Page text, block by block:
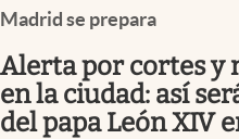
Madrid se prepara
Alerta por cortes y
en la ciudad: así
del papa León XIV